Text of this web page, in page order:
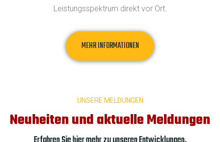
Leistungsspektrum direkt vor Ort.
MEHR INFORMATIONEN
UNSERE MELDUNGEN
Neuheiten und aktuelle Meldungen